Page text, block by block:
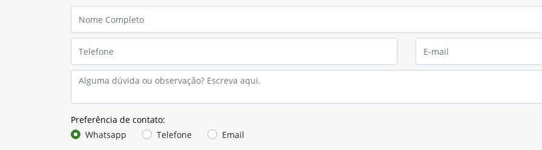
Preferência de contato:
Whatsapp
Telefone Email